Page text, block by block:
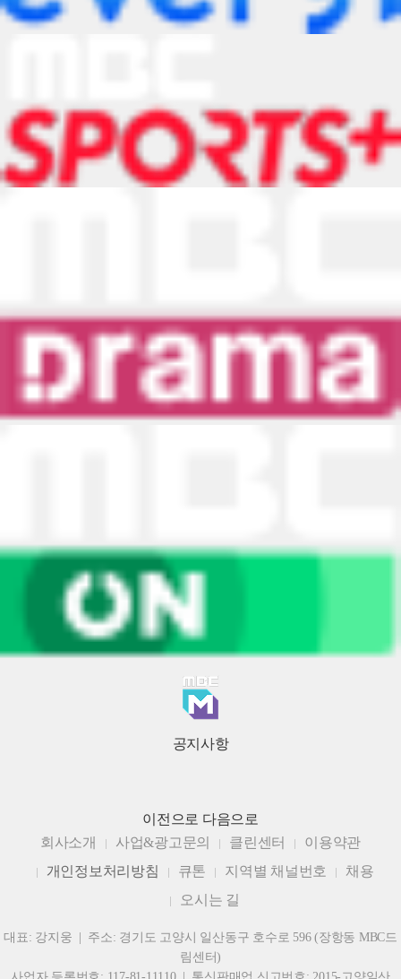
공지사항
이전으로 다음으로
회사소개
사업&광고문의 클린센터
이용약관
개인정보처리방침
큐톤 지역별 채널번호
채용
오시는 길
대표: 강지웅 | 주소: 경기도 고양시 일산동구 호수로 596 (장항동 MBC드
림센터)